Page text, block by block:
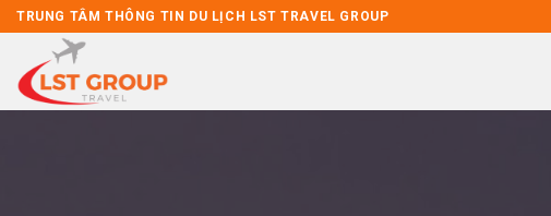
Skip
to
content
TRUNG TÂM THÔNG TIN DU LỊCH LST TRAVEL GROUP